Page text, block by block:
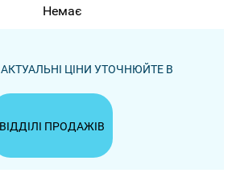
Немає
АКТУАЛЬНІ ЦІНИ УТОЧНЮЙТЕ В
ВІДДІЛІ ПРОДАЖІВ